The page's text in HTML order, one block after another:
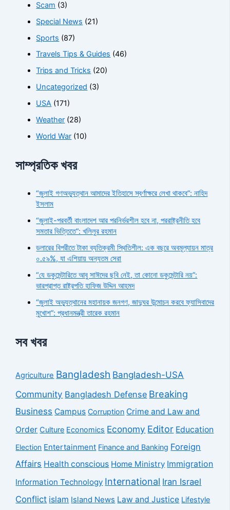
Scam (3)
Special News (21)
Sports (87)
Travels Tips & Guides (46)
Trips and Tricks (20)
Uncategorized (3)
USA (171)
Weather (28)
World War (10)
সাম্প্রতিক খবর
“জুলাই গণঅভ্যুত্থান আমাদের ইতিহাসে স্বর্ণাক্ষরে লেখা থাকবে”: নাহিদ
ইসলাম
“জুলাই-পরবর্তী বাংলাদেশ আর পরনির্ভরশীল হবে না, পররাষ্ট্রনীতি হবে
সমতার ভিত্তিতে”: খলিলুর রহমান
ডলারের বিপরীতে টাকা ব্যতিক্রমী স্থিতিশীল: এক বছরে অবমূল্যায়ন মাত্র
০.৫৯%, যা এশিয়ায় অন্যতম সেরা
“যে ডকুমেন্টারিতে আবু সাঈদের ছবি নেই, তা কোনো ডকুমেন্টারি নয়”:
ভারপ্রাপ্ত রাষ্ট্রপতি হাফিজ উদ্দিন আহমদ
“জুলাই অভ্যুত্থানের মহানায়ক জনগণ, জাদুঘর উন্মোচন করবে ফ্যাসিবাদের
মুখোশ”: প্রধানমন্ত্রী তারেক রহমান
সব খবর
Agriculture Bangladesh Bangladesh-USA
Community Bangladesh Defense Breaking
Business Campus Corruption Crime and Law and
Order Culture Economics Economy Editor Education
Election Entertainment Finance and Banking Foreign
Affairs Health conscious Home Ministry Immigration
Information Technology International Iran Israel
Conflict islam Island News Law and Justice Lifestyle